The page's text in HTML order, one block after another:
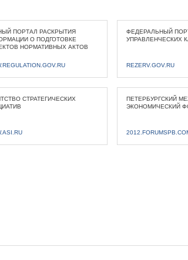
ПОРТАЛ РАСКРЫТИЯ
О ПОДГОТОВКЕ
НОРМАТИВНЫХ АКТОВ
ФЕДЕРАЛЬНЫЙ
УПРАВЛЕНЧЕСКИХ
REZERV.GOV.RU
СТРАТЕГИЧЕСКИХ
ПЕТЕРБУРГСКИЙ
ЭКОНОМИЧЕСКИЙ